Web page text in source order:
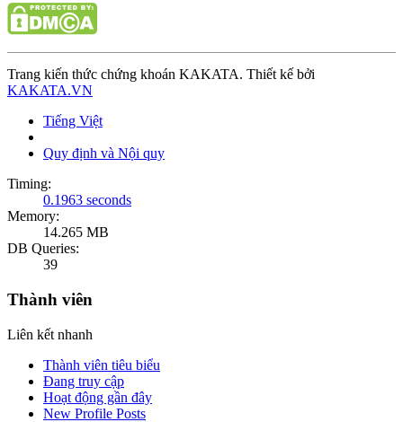
Trang kiến thức chứng khoán KAKATA. Thiết kế bởi
KAKATA.VN
Tiếng Việt
Quy định và Nội quy
Timing:
0.1963 seconds
Memory:
14.265 MB
DB Queries:
39
Thành viên
Liên kết nhanh
Thành viên tiêu biểu
Đang truy cập
Hoạt động gần đây
New Profile Posts